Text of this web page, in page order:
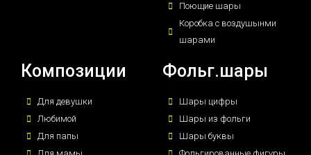
Поющие шары
Коробка с воздушынми
шарами
Композиции
Для девушки
Любимой
Для папы
Фольг.шары
Шары цифры
Шары из фольги
Шары буквы